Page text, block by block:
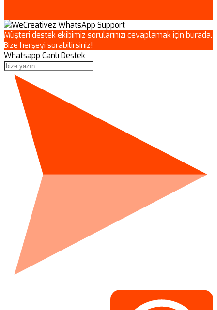
Müşteri destek ekibimiz sorularınızı cevaplamak için burada.
Bize herşeyi sorabilirsiniz!
Whatsapp Canlı Destek